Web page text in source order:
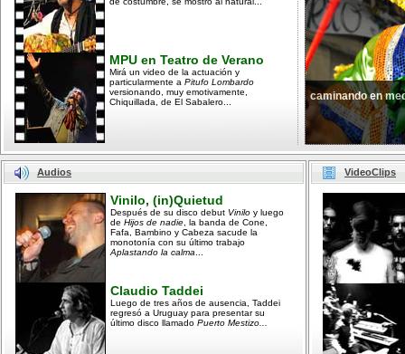
MPU en Teatro de Verano
Mirá un video de la actuación y
particularmente a Pitufo Lombardo
versionando, muy emotivamente,
Chiquillada, de El Sabalero...
caminando en
Audios
Vinilo, (in)Quietud
Después de su disco debut Vinilo y luego
de Hijos de nadie , la banda de Cone,
Fafa, Bambino y Cabeza sacude la
monotonía con su último trabajo
Aplastando la calma
Claudio Taddei
Luego de tres años de ausencia, Taddei
regresó a Uruguay para presentar su
último disco llamado Puerto Mestizo...
VideoClips